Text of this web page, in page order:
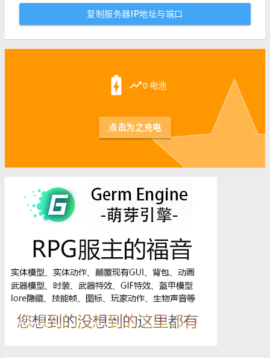
复制服务器IP地址与端口
battery_charging_full trending_up0 电池
点击为之充电